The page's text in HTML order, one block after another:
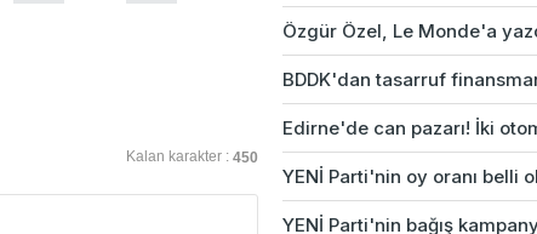
Kalan karakter : 450
Özgür Özel, Le Monde'a
BDDK'dan tasarruf
Edirne'de can pazarı! İki
YENİ Parti'nin oy oranı belli
YENİ Parti'nin bağış